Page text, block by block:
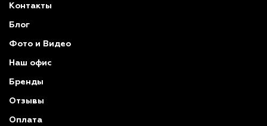
Контакты
Блог
Фото и Видео
Наш офис
Бренды
Отзывы
Оплата